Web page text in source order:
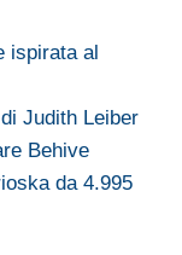
ispirata al
Judith Leiber
Behive
da 4.995